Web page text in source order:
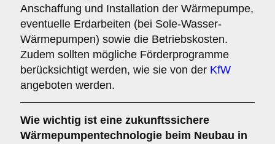
Anschaffung und Installation der Wärmepumpe,
eventuelle Erdarbeiten (bei Sole-Wasser-
Wärmepumpen) sowie die Betriebskosten.
Zudem sollten mögliche Förderprogramme
berücksichtigt werden, wie sie von der KfW
angeboten werden.
Wie wichtig ist eine zukunftssichere
Wärmepumpentechnologie beim Neubau in